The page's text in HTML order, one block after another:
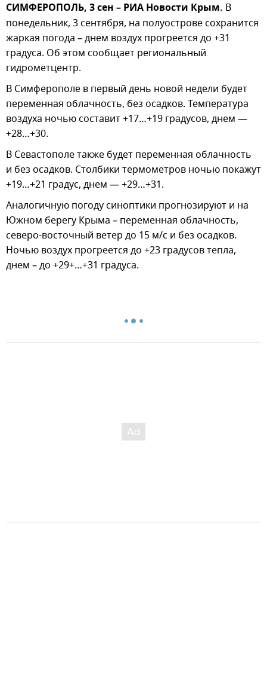
СИМФЕРОПОЛЬ, 3 сен – РИА Новости Крым. В
понедельник, 3 сентября, на полуострове сохранится
жаркая погода – днем воздух прогреется до +31
градуса. Об этом сообщает региональный
гидрометцентр.
В Симферополе в первый день новой недели будет
переменная облачность, без осадков. Температура
воздуха ночью составит +17…+19 градусов, днем —
+28…+30.
В Севастополе также будет переменная облачность
и без осадков. Столбики термометров ночью покажут
+19…+21 градус, днем — +29…+31.
Аналогичную погоду синоптики прогнозируют и на
Южном берегу Крыма – переменная облачность,
северо-восточный ветер до 15 м/с и без осадков.
Ночью воздух прогреется до +23 градусов тепла,
днем – до +29+…+31 градуса.